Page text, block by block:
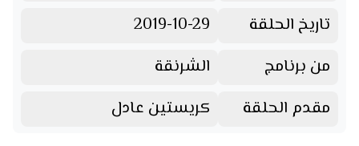
تاريخ الحلقة
2019-10-29
من برنامج
الشرنقة
مقدم الحلقة
كريستين عادل